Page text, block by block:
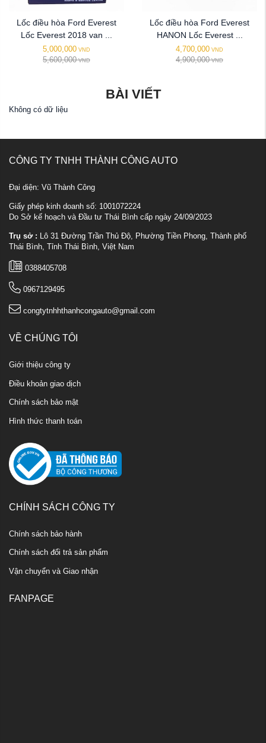
Lốc điều hòa Ford Everest
Lốc Everest 2018 van ...
5,000,000 VND
5,600,000 VND
Lốc điều hòa Ford Everest
HANON Lốc Everest ...
4,700,000 VND
4,900,000 VND
BÀI VIẾT
Không có dữ liệu
CÔNG TY TNHH THÀNH CÔNG AUTO
Đại diện: Vũ Thành Công
Giấy phép kinh doanh số: 1001072224
Do Sở kế hoạch và Đầu tư Thái Bình cấp ngày 24/09/2023
Trụ sở : Lô 31 Đường Trần Thủ Độ, Phường Tiền Phong, Thành phố
Thái Bình, Tỉnh Thái Bình, Việt Nam
0388405708
0967129495
congtytnhhthanhcongauto@gmail.com
VỀ CHÚNG TÔI
Giới thiệu công ty
Điều khoản giao dịch
Chính sách bảo mật
Hình thức thanh toán
CHÍNH SÁCH CÔNG TY
Chính sách bảo hành
Chính sách đổi trả sản phẩm
Vận chuyển và Giao nhận
FANPAGE